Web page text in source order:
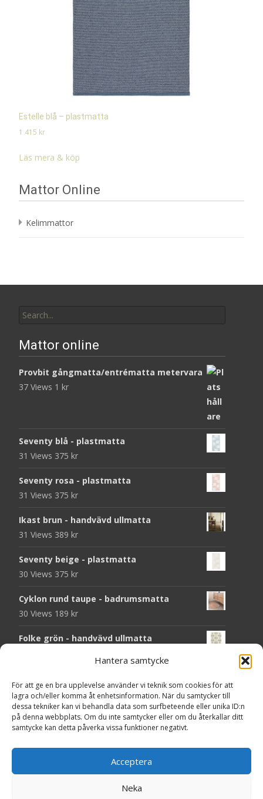
Hantera samtycke
För att ge en bra upplevelse använder vi teknik som cookies för att
lagra och/eller komma åt enhetsinformation. När du samtycker till
dessa tekniker kan vi behandla data som surfbeteende eller unika ID:n
på denna webbplats. Om du inte samtycker eller om du återkallar ditt
samtycke kan detta påverka vissa funktioner negativt.
Acceptera
Neka
Estelle blå – plastmatta
1 415 kr
Läs mera & köp
Mattor Online
Kelimmattor
for:
Mattor online
Provbit gångmatta/entrématta metervara
37 Views 1 kr
Seventy blå - plastmatta
31 Views 375 kr
Seventy rosa - plastmatta
31 Views 375 kr
Ikast brun - handvävd ullmatta
31 Views 389 kr
Seventy beige - plastmatta
30 Views 375 kr
Cyklon rund taupe - badrumsmatta
30 Views 189 kr
Folke grön - handvävd ullmatta
28 Views375kr
Solliden rund dark green - handvävd
ullmatta
27 Views790kr